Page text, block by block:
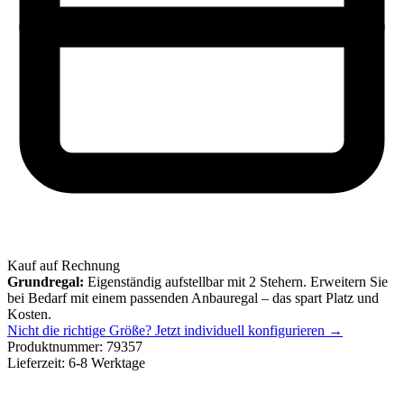
Kauf auf Rechnung
Grundregal: Eigenständig aufstellbar mit 2 Stehern. Erweitern Sie
bei Bedarf mit einem passenden Anbauregal – das spart Platz und
Kosten.
Nicht die richtige Größe? Jetzt individuell konfigurieren →
Produktnummer: 79357
Lieferzeit: 6-8 Werktage